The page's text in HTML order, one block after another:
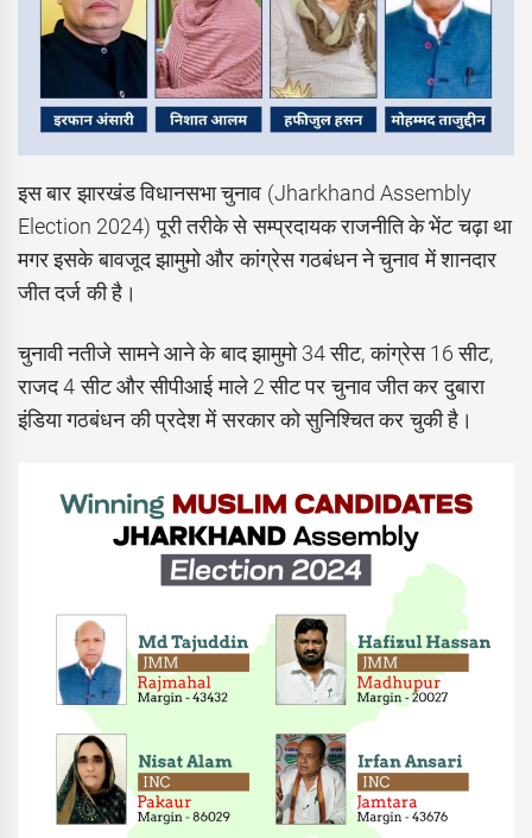
इस बार झारखंड विधानसभा चुनाव (Jharkhand Assembly
Election 2024) पूरी तरीके से सम्प्रदायक राजनीति के भेंट चढ़ा था
मगर इसके बावजूद झामुमो और कांग्रेस गठबंधन ने चुनाव में शानदार
जीत दर्ज की है।
चुनावी नतीजे सामने आने के बाद झामुमो 34 सीट, कांग्रेस 16 सीट,
राजद 4 सीट और सीपीआई माले 2 सीट पर चुनाव जीत कर दुबारा
इंडिया गठबंधन की प्रदेश में सरकार को सुनिश्चित कर चुकी है।